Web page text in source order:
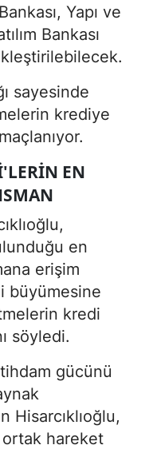
Yapı ve
Bankası
sayesinde
krediye
EN
en
erişim
büyümesine
kredi
söyledi.
gücünü
Hisarcıklıoğlu,
ortak hareket